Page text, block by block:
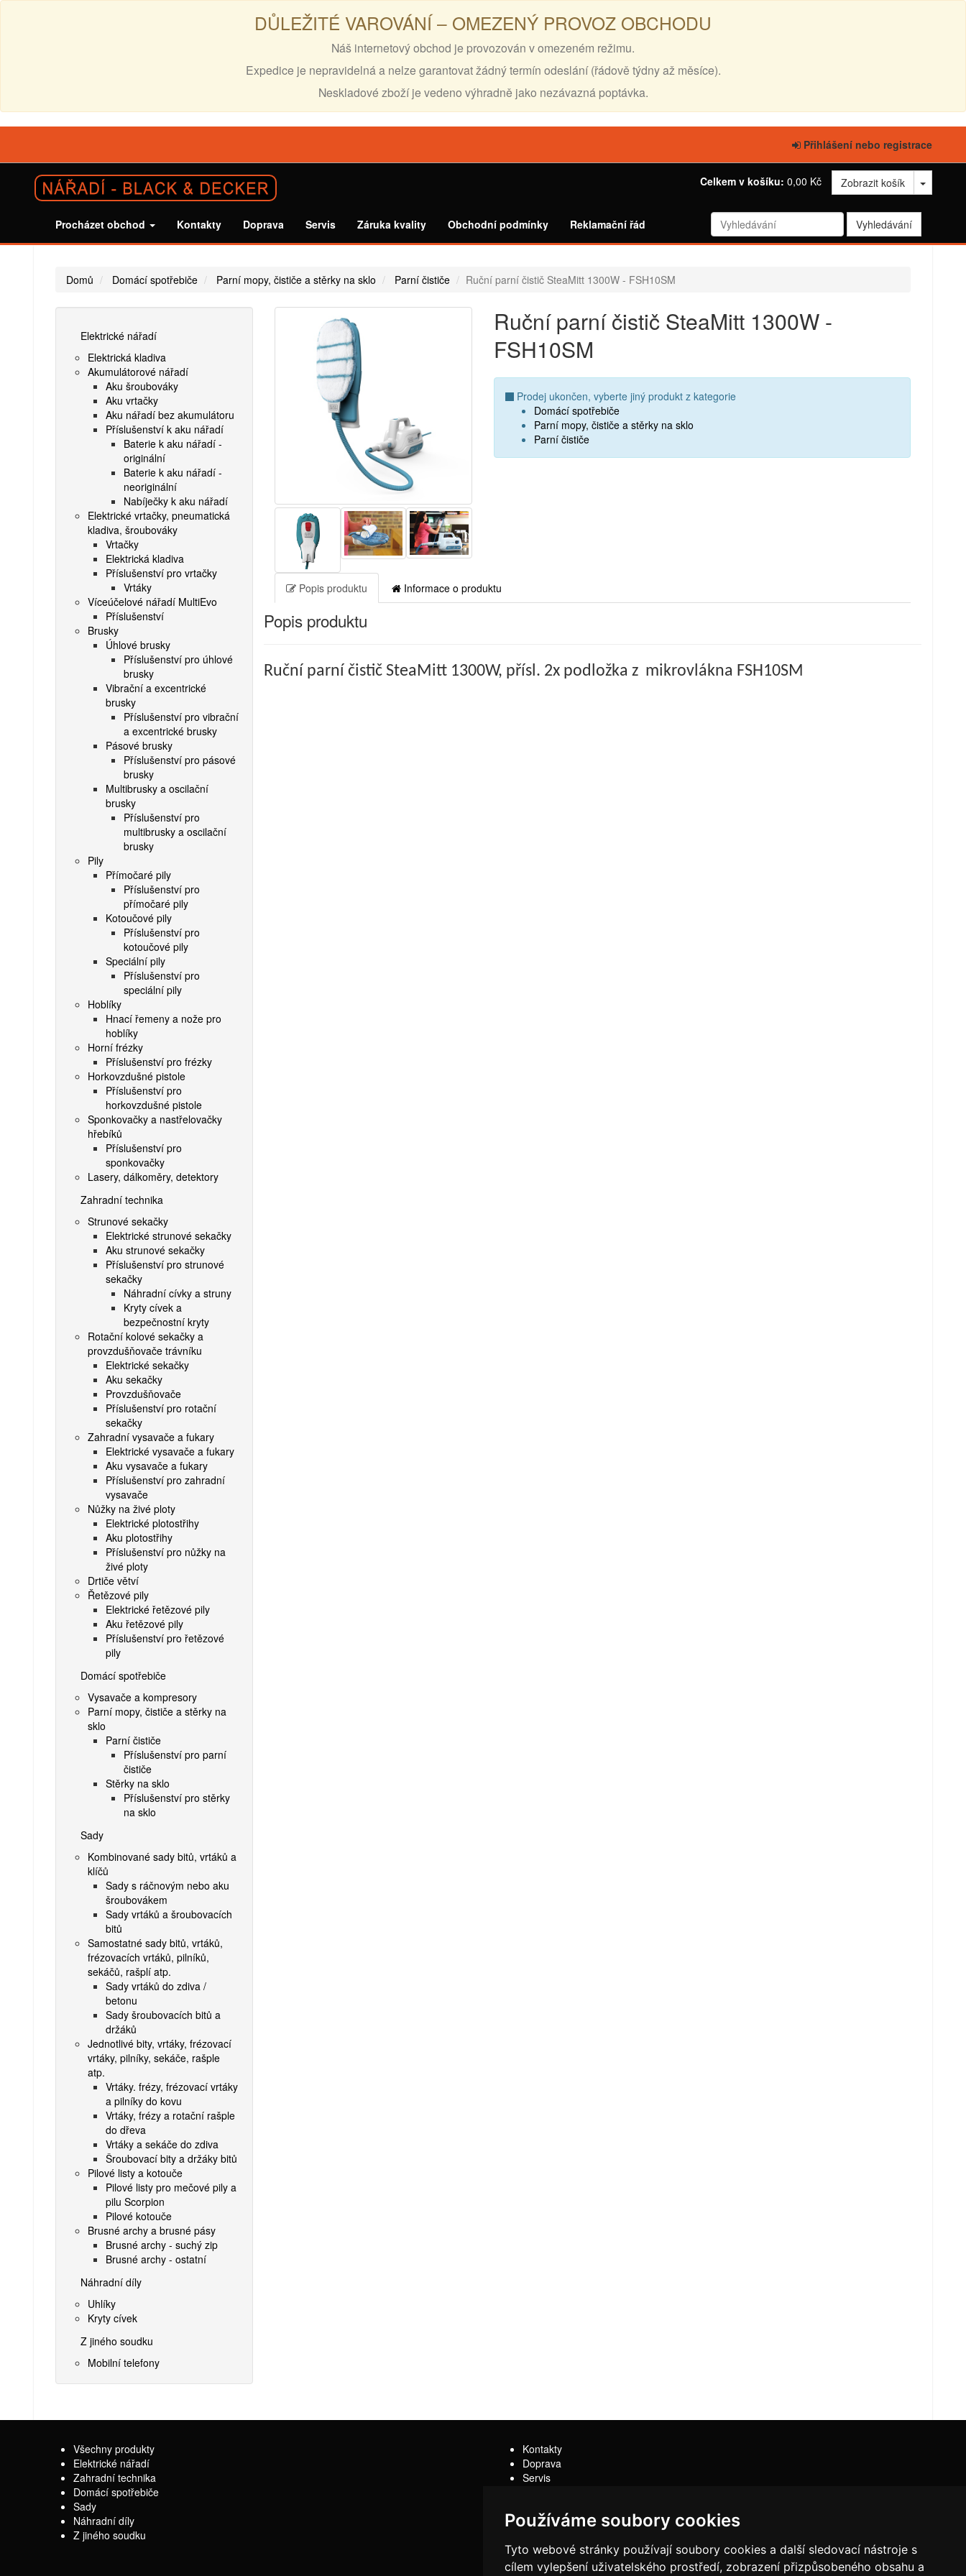
Používáme soubory cookies
Tyto webové stránky používají soubory cookies a další sledovací nástroje s
cílem vylepšení uživatelského prostředí, zobrazení přizpůsobeného obsahu a
DŮLEŽITÉ VAROVÁNÍ – OMEZENÝ PROVOZ OBCHODU
Náš internetový obchod je provozován v omezeném režimu.
Expedice je nepravidelná a nelze garantovat žádný termín odeslání (řádově týdny až měsíce).
Neskladové zboží je vedeno výhradně jako nezávazná poptávka.
Přihlášení nebo registrace
Celkem v košíku: 0,00 Kč Zobrazit košík
Procházet obchod Kontakty Doprava Servis Záruka kvality Obchodní podmínky Reklamační řád
Domů Domácí spotřebiče Parní mopy, čističe a stěrky na sklo Parní čističe Ruční parní čistič SteaMitt 1300W - FSH10SM
Elektrické nářadí
Elektrická kladiva
Akumulátorové nářadí
Aku šroubováky
Aku vrtačky
Aku nářadí bez akumulátoru
Příslušenství k aku nářadí
Baterie k aku nářadí -
originální
Baterie k aku nářadí -
neoriginální
Nabíječky k aku nářadí
Elektrické vrtačky, pneumatická
kladiva, šroubováky
Vrtačky
Elektrická kladiva
Příslušenství pro vrtačky
Vrtáky
Víceúčelové nářadí MultiEvo
Příslušenství
Brusky
Úhlové brusky
Příslušenství pro úhlové
brusky
Vibrační a excentrické
brusky
Příslušenství pro vibrační
a excentrické brusky
Pásové brusky
Příslušenství pro pásové
brusky
Multibrusky a oscilační
brusky
Příslušenství pro
multibrusky a oscilační
brusky
Pily
Přímočaré pily
Příslušenství pro
přímočaré pily
Kotoučové pily
Příslušenství pro
kotoučové pily
Speciální pily
Příslušenství pro
speciální pily
Hoblíky
Hnací řemeny a nože pro
hoblíky
Horní frézky
Příslušenství pro frézky
Horkovzdušné pistole
Příslušenství pro
horkovzdušné pistole
Sponkovačky a nastřelovačky
hřebíků
Příslušenství pro
sponkovačky
Lasery, dálkoměry, detektory
Zahradní technika
Strunové sekačky
Elektrické strunové sekačky
Aku strunové sekačky
Příslušenství pro strunové
sekačky
Náhradní cívky a struny
Kryty cívek a
bezpečnostní kryty
Rotační kolové sekačky a
provzdušňovače trávníku
Elektrické sekačky
Aku sekačky
Provzdušňovače
Příslušenství pro rotační
sekačky
Zahradní vysavače a fukary
Elektrické vysavače a fukary
Aku vysavače a fukary
Příslušenství pro zahradní
vysavače
Nůžky na živé ploty
Elektrické plotostřihy
Aku plotostřihy
Příslušenství pro nůžky na
živé ploty
Drtiče větví
Řetězové pily
Elektrické řetězové pily
Aku řetězové pily
Příslušenství pro řetězové
pily
Domácí spotřebiče
Vysavače a kompresory
Parní mopy, čističe a stěrky na
sklo
Parní čističe
Příslušenství pro parní
čističe
Stěrky na sklo
Příslušenství pro stěrky
na sklo
Sady
Kombinované sady bitů, vrtáků a
klíčů
Sady s ráčnovým nebo aku
šroubovákem
Sady vrtáků a šroubovacích
bitů
Samostatné sady bitů, vrtáků,
frézovacích vrtáků, pilníků,
sekáčů, rašplí atp.
Sady vrtáků do zdiva /
betonu
Sady šroubovacích bitů a
držáků
Jednotlivé bity, vrtáky, frézovací
vrtáky, pilníky, sekáče, rašple
atp.
Vrtáky. frézy, frézovací vrtáky
a pilníky do kovu
Vrtáky, frézy a rotační rašple
do dřeva
Vrtáky a sekáče do zdiva
Šroubovací bity a držáky bitů
Pilové listy a kotouče
Pilové listy pro mečové pily a
pilu Scorpion
Pilové kotouče
Brusné archy a brusné pásy
Brusné archy - suchý zip
Brusné archy - ostatní
Náhradní díly
Uhlíky
Kryty cívek
Z jiného soudku
Mobilní telefony
Ruční parní čistič SteaMitt 1300W -
FSH10SM
Prodej ukončen, vyberte jiný produkt z kategorie
Domácí spotřebiče
Parní mopy, čističe a stěrky na sklo
Parní čističe
Popis produktu Informace o produktu
Popis produktu
Ruční parní čistič SteaMitt 1300W, přísl. 2x podložka z mikrovlákna FSH10SM
Všechny produkty
Elektrické nářadí
Zahradní technika
Domácí spotřebiče
Sady
Náhradní díly
Z jiného soudku
Kontakty
Doprava
Servis